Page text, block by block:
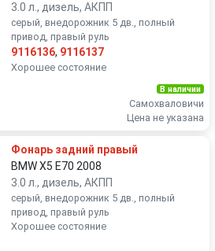
3.0 л., дизель, АКПП
серый, внедорожник 5 дв., полный
привод, правый руль
9116136, 9116137
Хорошее состояние
В наличии
Самохваловичи
Цена не указана
Фонарь задний правый
BMW X5 E70 2008
3.0 л., дизель, АКПП
серый, внедорожник 5 дв., полный
привод, правый руль
Хорошее состояние